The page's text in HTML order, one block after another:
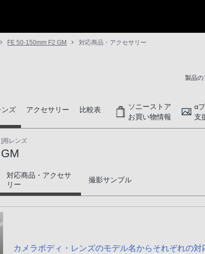
FE 50-150mm F2 GM 対応商品・アクセサリー
製品の
ンズ アクセサリー 比較表
ソニーストア
お買い物情報
α
支
用レンズ
対応商品・アクセサ
リー
撮影サンプル
カメラボディ・レンズのモデル名からそれぞれの